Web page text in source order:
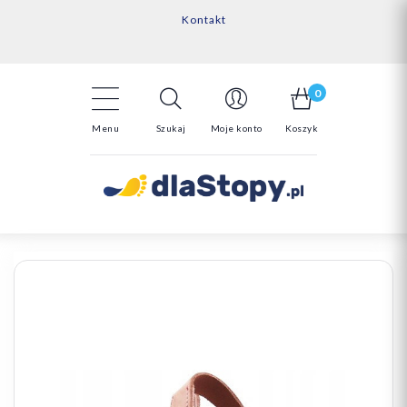
Kontakt
14 Dni na darmowy zwrot*
Menu Szukaj Moje konto
0
Koszyk